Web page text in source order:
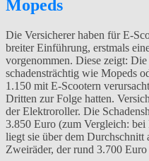
Mopeds
Die Versicherer haben für E-
breiter Einführung, erstmals
vorgenommen. Diese zeigt:
schadensträchtig wie Mopeds
1.150 mit E-Scootern
Dritten zur Folge hatten.
der Elektroroller. Die
3.850 Euro (zum Vergleich:
liegt sie über dem
Zweiräder, der rund 3.700 Euro